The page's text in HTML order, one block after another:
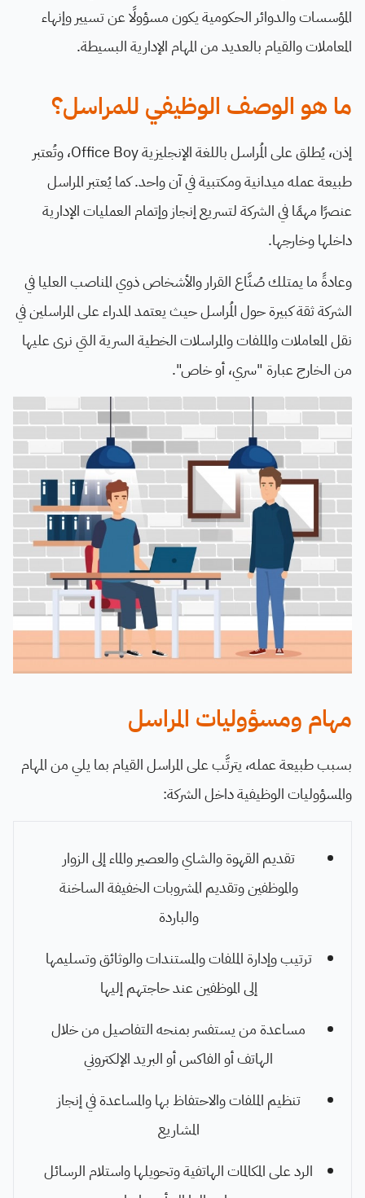
المؤسسات والدوائر الحكومية يكون مسؤولًا عن تسيير وإنهاء
المعاملات والقيام بالعديد من المهام الإدارية البسيطة.
ما هو الوصف الوظيفي للمراسل؟
إذن، يُطلق على المُراسل باللغة الإنجليزية Office Boy، وتُعتبر
طبيعة عمله ميدانية ومكتبية في آن واحد. كما يُعتبر المراسل
عنصرًا مهمًا في الشركة لتسريع إنجاز وإتمام العمليات الإدارية
داخلها وخارجها.
وعادةً ما يمتلك صُنَّاع القرار والأشخاص ذوي المناصب العليا في
الشركة ثقة كبيرة حول المُراسل حيث يعتمد المدراء على المراسلين في
نقل المعاملات والملفات والمراسلات الخطية السرية التي نرى عليها
من الخارج عبارة "سري، أو خاص".
مهام ومسؤوليات المراسل
بسبب طبيعة عمله، يترتَّب على المراسل القيام بما يلي من المهام
والمسؤوليات الوظيفية داخل الشركة:
تقديم القهوة والشاي والعصير والماء إلى الزوار
والموظفين وتقديم المشروبات الخفيفة الساخنة
والباردة
ترتيب وإدارة الملفات والمستندات والوثائق وتسليمها
إلى الموظفين عند حاجتهم إليها
مساعدة من يستفسر بمنحه التفاصيل من خلال
الهاتف أو الفاكس أو البريد الإلكتروني
تنظيم الملفات والاحتفاظ بها والمساعدة في إنجاز
المشاريع
الرد على المكالمات الهاتفية وتحويلها واستلام الرسائل